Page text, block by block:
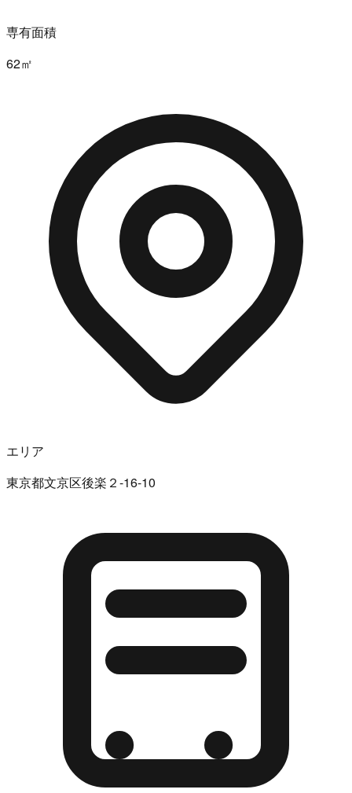
専有面積
62㎡
エリア
東京都文京区後楽２-16-10